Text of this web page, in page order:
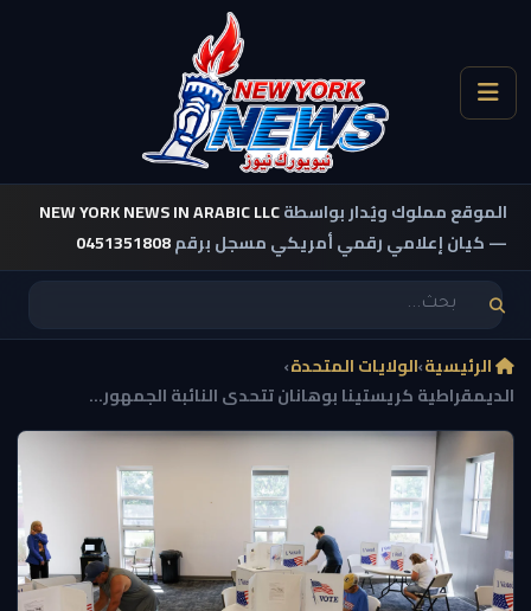
الموقع مملوك ويُدار بواسطةNEW YORK NEWS IN ARABIC LLC
— كيان إعلامي رقمي أمريكي مسجل برقم0451351808
الرئيسية›الولايات المتحدة›
الديمقراطية كريستينا بوهانان تتحدى النائبة الجمهور...